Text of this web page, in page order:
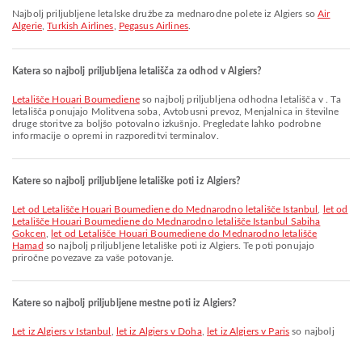
Najbolj priljubljene letalske družbe za mednarodne polete iz Algiers soAir
Algerie,Turkish Airlines Pegasus Airlines
Katera so najbolj priljubljena letališča za odhod v Algiers?
Letališče Houari Boumedieneso najbolj priljubljena odhodna letališča v . Ta
letališča ponujajo Molitvena soba, Avtobusni prevoz, Menjalnica in številne
druge storitve za boljšo potovalno izkušnjo. Pregledate lahko podrobne
informacije o opremi in razporeditvi terminalov.
Katere so najbolj priljubljene letališke poti iz Algiers?
let od Letališče Houari Boumediene do Mednarodno letališče Istanbul
let od
Letališče Houari Boumediene do Mednarodno letališče Istanbul Sabiha
Gokcen
let od Letališče Houari Boumediene do Mednarodno letališče
Hamad so najbolj priljubljene letališke poti iz Algiers. Te poti ponujajo
priročne povezave za vaše potovanje.
Katere so najbolj priljubljene mestne poti iz Algiers?
let iz Algiers v Istanbul let iz Algiers v Doha, let iz Algiers v Paris so najbolj